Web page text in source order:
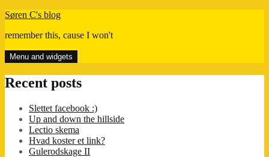
Skip
content
Søren C's blog
remember this, cause I won't
Menu and widgets
Recent posts
Slettet facebook :)
Up and down the hillside
Lectio skema
Hvad koster et link?
Gulerodskage II